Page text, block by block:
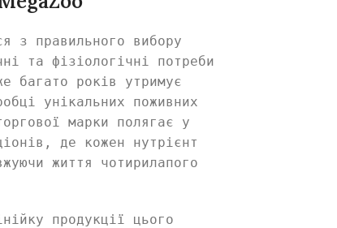
з правильного вибору
та фізіологічні потреби
багато років утримує
унікальних поживних
марки полягає у
де кожен нутрієнт
життя чотирилапого
продукції цього